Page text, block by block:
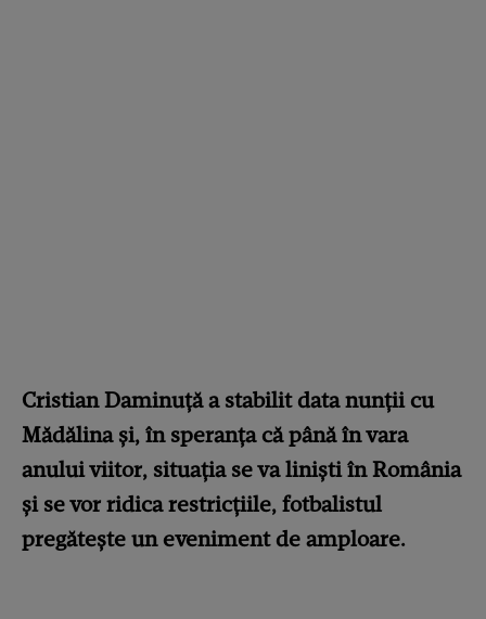
Cristian Daminuță a stabilit data nunții cu
Mădălina și, în speranța că până în vara
anului viitor, situația se va liniști în România
și se vor ridica restricțiile, fotbalistul
pregătește un eveniment de amploare.